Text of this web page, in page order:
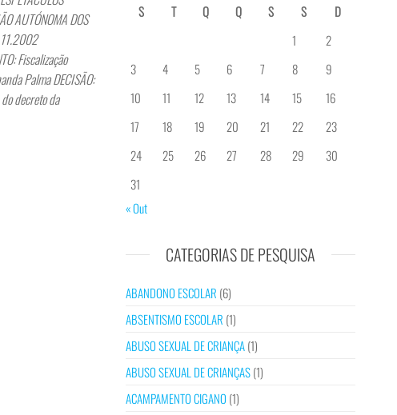
AUTÓNOMA DOS
Fiscalização
Palma DECISÃO:
decreto da
S
T Q Q S S
D
1
2
3
4 5 6 7 8
9
10
11 12 13 14 15
16
17
18 19 20 21 22
23
24
25 26 27 28 29
30
31
« Out
CATEGORIAS DE PESQUISA
ABANDONO ESCOLAR (6)
ABSENTISMO ESCOLAR (1)
ABUSO SEXUAL DE CRIANÇA(1)
ABUSO SEXUAL DE CRIANÇAS(1)
ACAMPAMENTO CIGANO (1)